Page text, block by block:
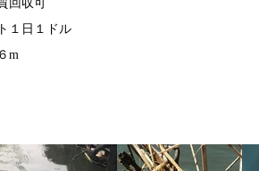
回収可
１日１ドル
m​